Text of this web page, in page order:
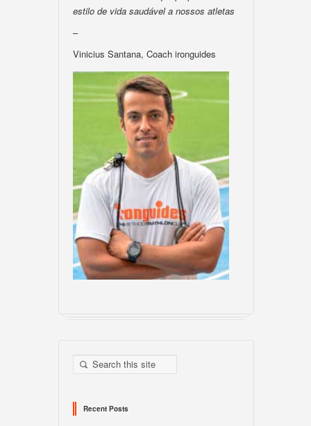
estilo de vida saudável a nossos atletas
–
Vinicius Santana, Coach ironguides
Recent Posts